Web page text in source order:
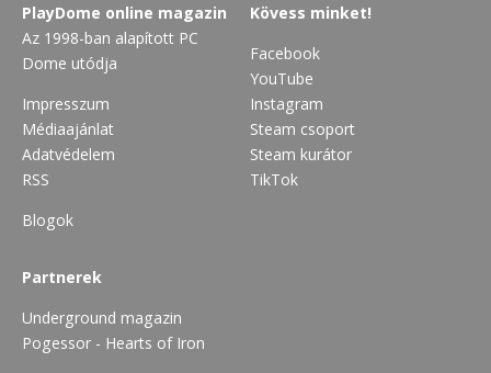
PlayDome online magazin
Az 1998-ban alapított PC
Dome utódja
Impresszum
Médiaajánlat
Adatvédelem
RSS
Blogok
Kövess minket!
Facebook
YouTube
Instagram
Steam csoport
Steam kurátor
TikTok
Partnerek
Underground magazin
Pogessor - Hearts of Iron